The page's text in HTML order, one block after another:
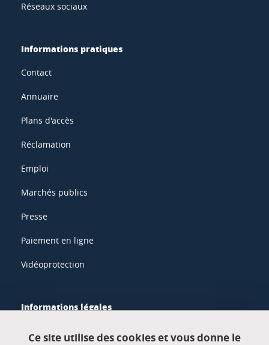
Réseaux sociaux
Informations pratiques
Contact
Annuaire
Plans d'accès
Réclamation
Emploi
Marchés publics
Presse
Paiement en ligne
Vidéoprotection
Informations légales
Ce site utilise des cookies et vous donne le